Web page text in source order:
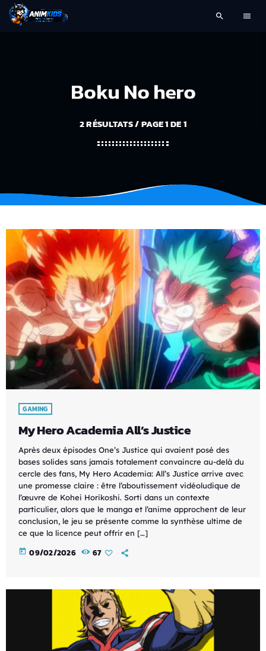
search menu
Boku No hero
2 RÉSULTATS / PAGE 1 DE 1
GAMING
My Hero Academia All’s Justice
Après deux épisodes One’s Justice qui avaient posé des
bases solides sans jamais totalement convaincre au-delà du
cercle des fans, My Hero Academia: All’s Justice arrive avec
une promesse claire : être l’aboutissement vidéoludique de
l’œuvre de Kohei Horikoshi. Sorti dans un contexte
particulier, alors que le manga et l’anime approchent de leur
conclusion, le jeu se présente comme la synthèse ultime de
ce que la licence peut offrir en […]
today 09/02/2026 67